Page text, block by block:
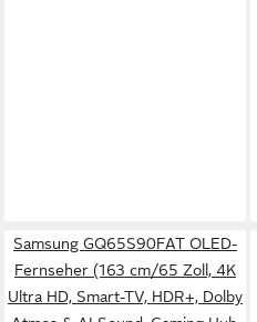
Samsung GQ65S90FAT OLED-
Fernseher (163 cm/65 Zoll, 4K
Ultra HD, Smart-TV, HDR+, Dolby